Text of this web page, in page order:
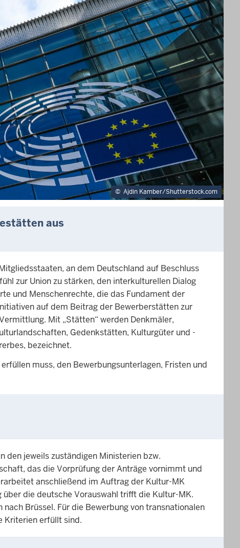
© Ajdin Kamber/Shutterstock.com
aus
an dem Deutschland auf Beschluss
zur Union zu stärken, den interkulturellen Dialog
und Menschenrechte, die das Fundament der
auf dem Beitrag der Bewerberstätten zur
Mit „Stätten“ werden Denkmäler,
Gedenkstätten, Kulturgüter und -
bezeichnet.
muss, den Bewerbungsunterlagen, Fristen und
den jeweils zuständigen Ministerien bzw.
das die Vorprüfung der Anträge vornimmt und
anschließend im Auftrag der Kultur-MK
die deutsche Vorauswahl trifft die Kultur-MK.
Brüssel. Für die Bewerbung von transnationalen
Kriterien erfüllt sind.